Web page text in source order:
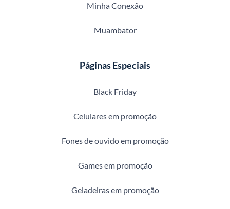
Minha Conexão
Muambator
Páginas Especiais
Black Friday
Celulares em promoção
Fones de ouvido em promoção
Games em promoção
Geladeiras em promoção